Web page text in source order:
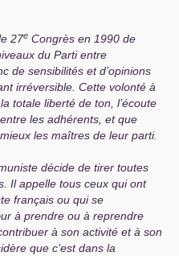
27e Congrès en 1990 de
du Parti entre
de sensibilités et d’opinions
irréversible. Cette volonté à
totale liberté de ton, l’écoute
les adhérents, et que
les maîtres de leur parti.
décide de tirer toutes
Il appelle tous ceux qui ont
français ou qui se
à prendre ou à reprendre
à son activité et à son
que c’est dans la